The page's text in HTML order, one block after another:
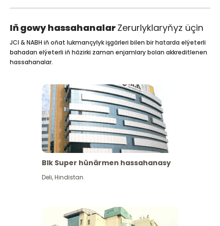
Iň gowy hassahanalar Zerurlyklaryňyz üçin
JCI & NABH iň oňat lukmançylyk işgärleri bilen bir hatarda elýeterli
bahadan elýeterli iň häzirki zaman enjamlary bolan akkreditlenen
hassahanalar.
Blk Super hünärmen hassahanasy
Deli,Hindistan